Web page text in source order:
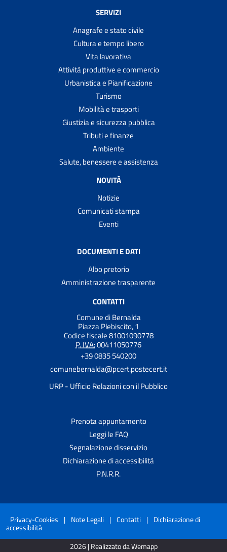
SERVIZI
Anagrafe e stato civile
Cultura e tempo libero
Vita lavorativa
Attività produttive e commercio
Urbanistica e Pianificazione
Turismo
Mobilità e trasporti
Giustizia e sicurezza pubblica
Tributi e finanze
Ambiente
Salute, benessere e assistenza
NOVITÀ
Notizie
Comunicati stampa
Eventi
DOCUMENTI E DATI
Albo pretorio
Amministrazione trasparente
CONTATTI
Comune di Bernalda
Piazza Plebiscito, 1
Codice fiscale 81001090778
P. IVA:00411050776
+39 0835 540200
comunebernalda@pcert.postecert.it
URP - Ufficio Relazioni con il Pubblico
Prenota appuntamento
Leggi le FAQ
Segnalazione disservizio
Dichiarazione di accessibilità
P.N.R.R.
Privacy-Cookies | Note Legali | Contatti | Dichiarazione di
accessibilità
2026 | Realizzato da Wemapp